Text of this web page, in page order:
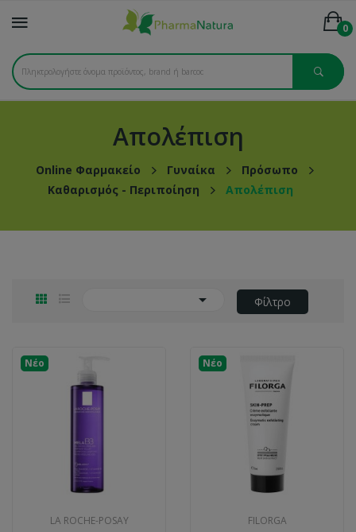
0
Απολέπιση
Online Φαρμακείο Γυναίκα
Πρόσωπο
Καθαρισμός - Περιποίηση
Απολέπιση
 Φίλτρο
Νέο
LA ROCHE-POSAY
Νέο
FILORGA